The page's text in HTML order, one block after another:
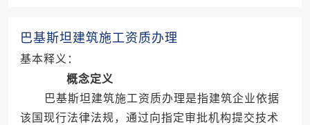
巴基斯坦建筑施工资质办理
基本释义：
概念定义
巴基斯坦建筑施工资质办理是指建筑企业依据
该国现行法律法规，通过向指定审批机构提交技术